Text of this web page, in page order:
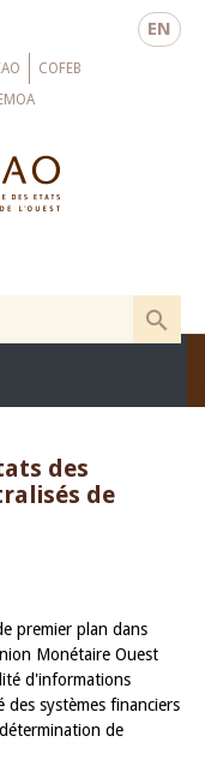
EN
COFEB
des
de
premier plan dans
Monétaire Ouest
d'informations
systèmes financiers
de